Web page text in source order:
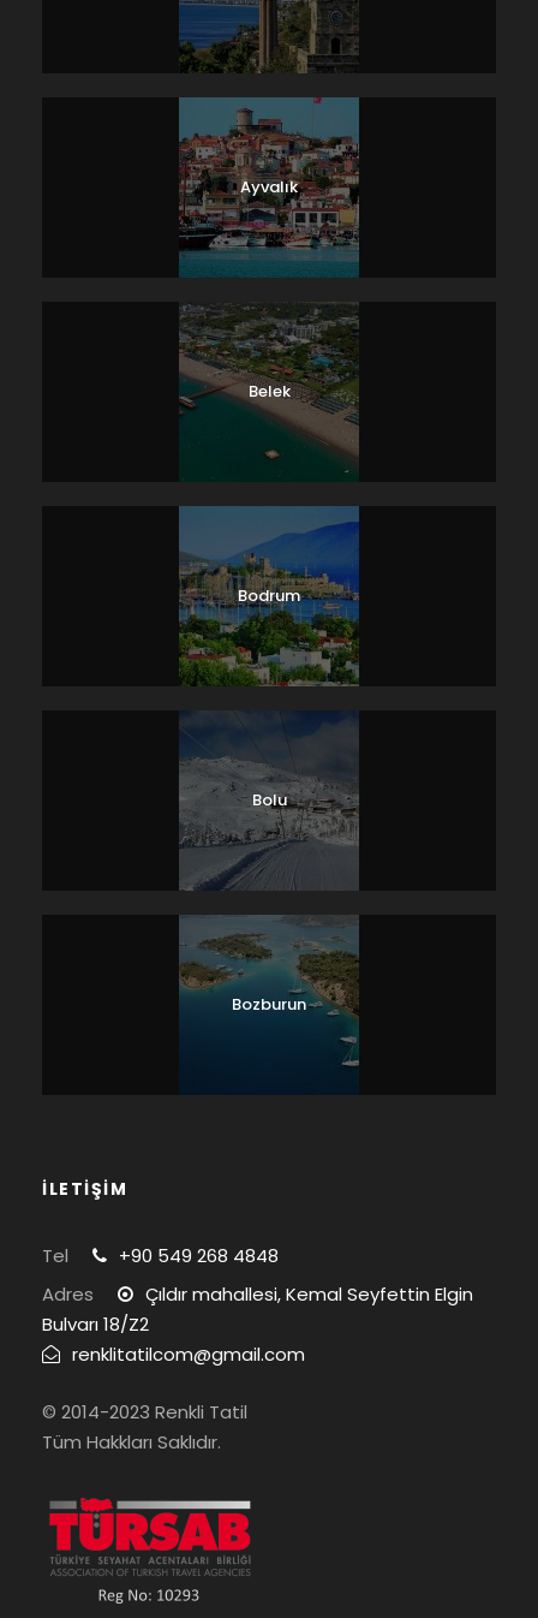
Ayvalık
Belek
Bodrum
Bolu
Bozburun
İLETİŞİM
Tel
+90 549 268 4848
Adres
Çıldır mahallesi, Kemal Seyfettin Elgin
Bulvarı 18/Z2
renklitatilcom@gmail.com
© 2014-2023 Renkli Tatil
Tüm Hakkları Saklıdır.